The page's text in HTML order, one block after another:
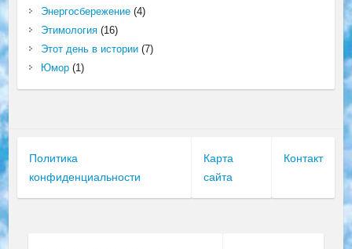
Энергосбережение(4)
Этимология(16)
Этот день в истории(7)
Юмор(1)
Политика
конфиденциальности
Карта
сайта
Контакт